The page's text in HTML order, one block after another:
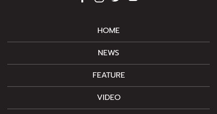
HOME
NEWS
FEATURE
VIDEO